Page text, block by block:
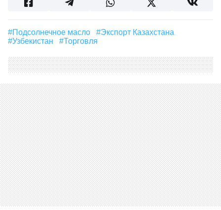
#Подсолнечное масло
#экспорт Казахстана
#Узбекистан
#торговля